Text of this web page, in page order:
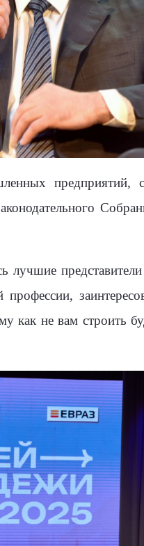
предприятий,
лучшие
как не вам строить